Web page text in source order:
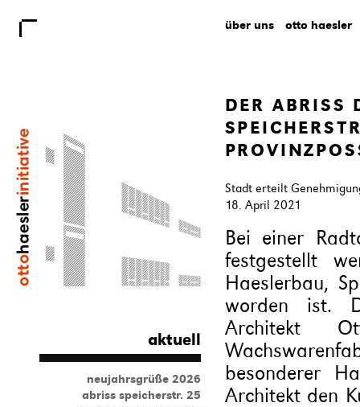
aktuell
neujahrsgrüße 2026
abriss speicherstr. 25
über uns otto haesler
DER ABRISS
Stadt erteilt
18. April 2021
Bei einer
festgestellt
Haeslerbau,
worden ist.
Architekt
besonderer
Architekt den